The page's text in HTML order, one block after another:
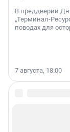
В преддверии
„Терминал-
поводах для
7 августа, 18:00